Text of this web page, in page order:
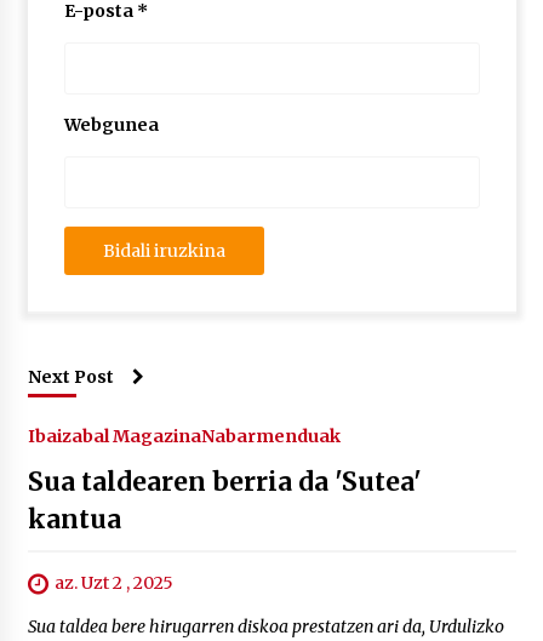
E-posta *
Webgunea
Next Post
Ibaizabal MagazinaNabarmenduak
Sua taldearen berria da 'Sutea'
kantua
az. Uzt 2 , 2025
Sua taldea bere hirugarren diskoa prestatzen ari da, Urdulizko